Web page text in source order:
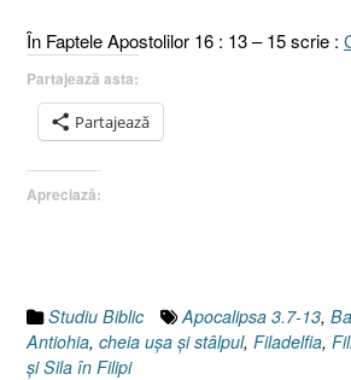
În Faptele Apostolilor 16 : 13 – 15 scrie :
Partajează asta:
Partajează
Apreciază:
Studiu Biblic Apocalipsa 3.7-13,
Antiohia, cheia uşa şi stâlpul, Filadelfia,
şi Sila în Filipi